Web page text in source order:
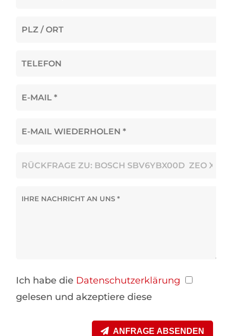
Ich habe die Datenschutzerklärung
gelesen und akzeptiere diese
ANFRAGE ABSENDEN